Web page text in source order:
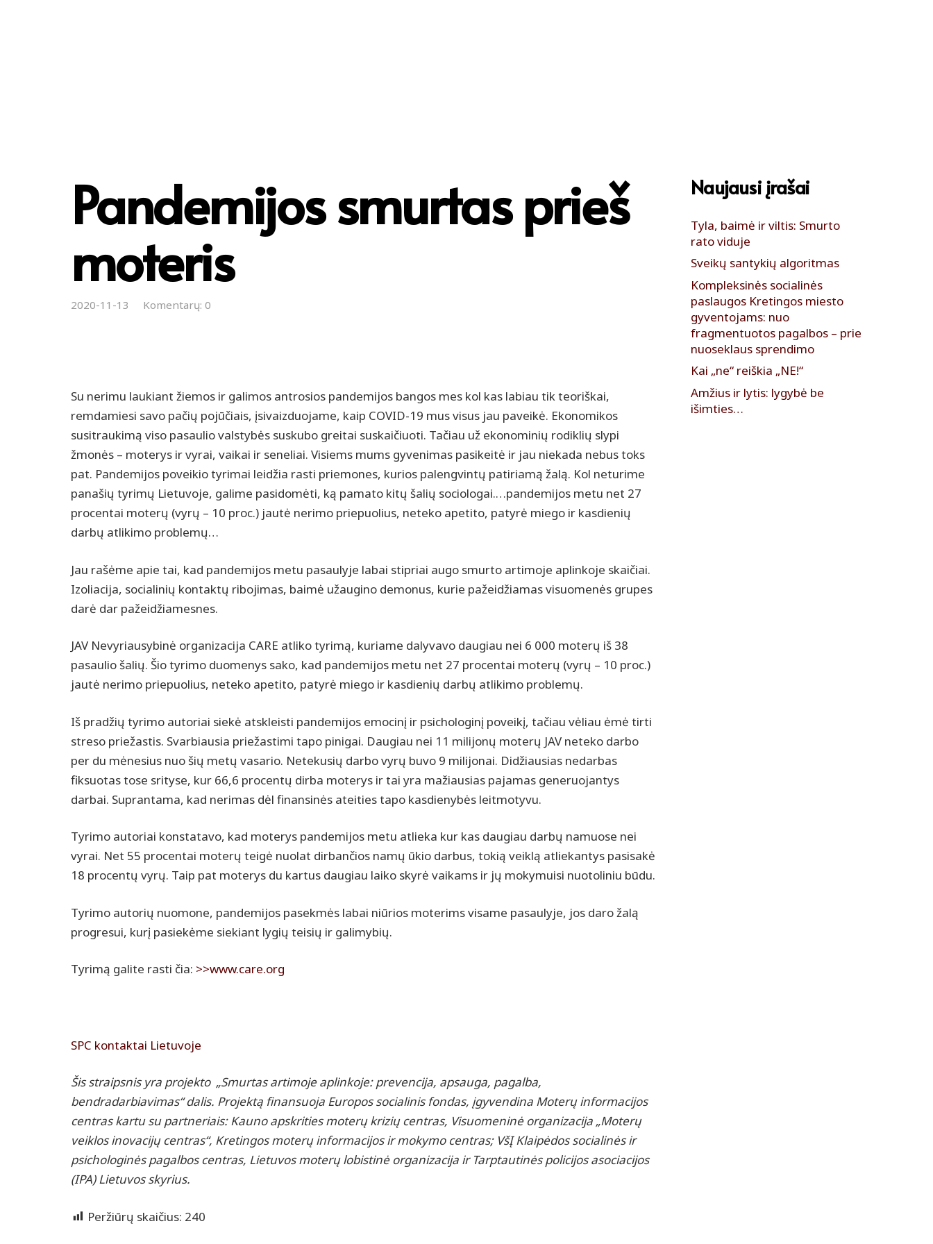
Pandemijos smurtas prieš
moteris
2020-11-13 Komentarų: 0
Su nerimu laukiant žiemos ir galimos antrosios pandemijos bangos mes kol kas labiau tik teoriškai,
remdamiesi savo pačių pojūčiais, įsivaizduojame, kaip COVID-19 mus visus jau paveikė. Ekonomikos
susitraukimą viso pasaulio valstybės suskubo greitai suskaičiuoti. Tačiau už ekonominių rodiklių slypi
žmonės – moterys ir vyrai, vaikai ir seneliai. Visiems mums gyvenimas pasikeitė ir jau niekada nebus toks
pat. Pandemijos poveikio tyrimai leidžia rasti priemones, kurios palengvintų patiriamą žalą. Kol neturime
panašių tyrimų Lietuvoje, galime pasidomėti, ką pamato kitų šalių sociologai.…pandemijos metu net 27
procentai moterų (vyrų – 10 proc.) jautė nerimo priepuolius, neteko apetito, patyrė miego ir kasdienių
darbų atlikimo problemų…
Jau rašėme apie tai, kad pandemijos metu pasaulyje labai stipriai augo smurto artimoje aplinkoje skaičiai.
Izoliacija, socialinių kontaktų ribojimas, baimė užaugino demonus, kurie pažeidžiamas visuomenės grupes
darė dar pažeidžiamesnes.
JAV Nevyriausybinė organizacija CARE atliko tyrimą, kuriame dalyvavo daugiau nei 6 000 moterų iš 38
pasaulio šalių. Šio tyrimo duomenys sako, kad pandemijos metu net 27 procentai moterų (vyrų – 10 proc.)
jautė nerimo priepuolius, neteko apetito, patyrė miego ir kasdienių darbų atlikimo problemų.
Iš pradžių tyrimo autoriai siekė atskleisti pandemijos emocinį ir psichologinį poveikį, tačiau vėliau ėmė tirti
streso priežastis. Svarbiausia priežastimi tapo pinigai. Daugiau nei 11 milijonų moterų JAV neteko darbo
per du mėnesius nuo šių metų vasario. Netekusių darbo vyrų buvo 9 milijonai. Didžiausias nedarbas
fiksuotas tose srityse, kur 66,6 procentų dirba moterys ir tai yra mažiausias pajamas generuojantys
darbai. Suprantama, kad nerimas dėl finansinės ateities tapo kasdienybės leitmotyvu.
Tyrimo autoriai konstatavo, kad moterys pandemijos metu atlieka kur kas daugiau darbų namuose nei
vyrai. Net 55 procentai moterų teigė nuolat dirbančios namų ūkio darbus, tokią veiklą atliekantys pasisakė
18 procentų vyrų. Taip pat moterys du kartus daugiau laiko skyrė vaikams ir jų mokymuisi nuotoliniu būdu.
Tyrimo autorių nuomone, pandemijos pasekmės labai niūrios moterims visame pasaulyje, jos daro žalą
progresui, kurį pasiekėme siekiant lygių teisių ir galimybių.
Tyrimą galite rasti čia: >>www.care.org
SPC kontaktai Lietuvoje
Šis straipsnis yra projekto „Smurtas artimoje aplinkoje: prevencija, apsauga, pagalba,
bendradarbiavimas“ dalis. Projektą finansuoja Europos socialinis fondas, įgyvendina Moterų informacijos
centraskartu su partneriais: Kauno apskrities moterų krizių centras, Visuomeninė organizacija „Moterų
veiklos inovacijų centras“, Kretingos moterų informacijos ir mokymo centras; VšĮ Klaipėdos socialinės ir
psichologinės pagalbos centras, Lietuvos moterų lobistinė organizacija ir Tarptautinės policijos asociacijos
(IPA) Lietuvos skyrius.
Peržiūrų skaičius: 240
Naujausi įrašai
Tyla, baimė ir viltis: Smurto
rato viduje
Sveikų santykių algoritmas
Kompleksinės socialinės
paslaugos Kretingos miesto
gyventojams: nuo
fragmentuotos pagalbos – prie
nuoseklaus sprendimo
Kai „ne“ reiškia „NE!“
Amžius ir lytis: lygybė be
išimties…